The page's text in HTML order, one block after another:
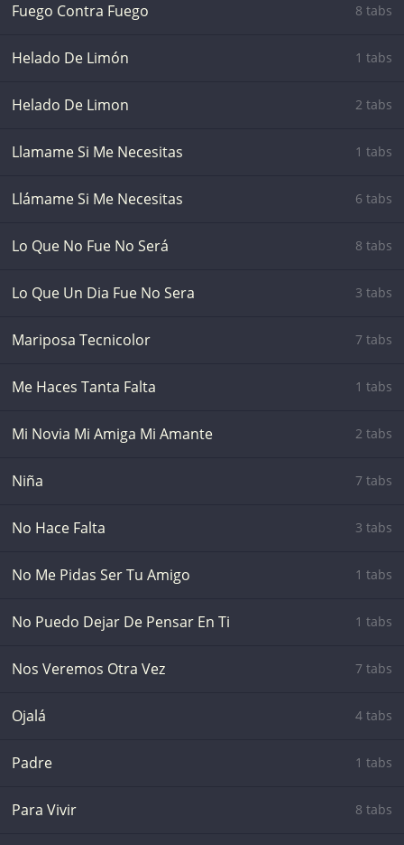
Fuego Contra Fuego 8 tabs
Helado De Limón 1 tabs
Helado De Limon 2 tabs
Llamame Si Me Necesitas 1 tabs
Llámame Si Me Necesitas 6 tabs
Lo Que No Fue No Será 8 tabs
Lo Que Un Dia Fue No Sera 3 tabs
Mariposa Tecnicolor 7 tabs
Me Haces Tanta Falta 1 tabs
Mi Novia Mi Amiga Mi Amante 2 tabs
Niña 7 tabs
No Hace Falta 3 tabs
No Me Pidas Ser Tu Amigo 1 tabs
No Puedo Dejar De Pensar En Ti 1 tabs
Nos Veremos Otra Vez 7 tabs
Ojalá 4 tabs
Padre 1 tabs
Para Vivir 8 tabs